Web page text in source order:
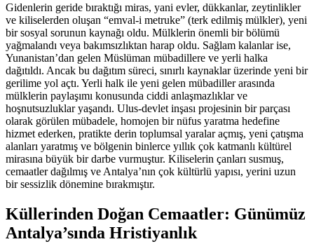
Gidenlerin geride bıraktığı miras, yani evler, dükkanlar, zeytinlikler
ve kiliselerden oluşan “emval-i metruke” (terk edilmiş mülkler), yeni
bir sosyal sorunun kaynağı oldu. Mülklerin önemli bir bölümü
yağmalandı veya bakımsızlıktan harap oldu. Sağlam kalanlar ise,
Yunanistan’dan gelen Müslüman mübadillere ve yerli halka
dağıtıldı. Ancak bu dağıtım süreci, sınırlı kaynaklar üzerinde yeni bir
gerilime yol açtı. Yerli halk ile yeni gelen mübadiller arasında
mülklerin paylaşımı konusunda ciddi anlaşmazlıklar ve
hoşnutsuzluklar yaşandı. Ulus-devlet inşası projesinin bir parçası
olarak görülen mübadele, homojen bir nüfus yaratma hedefine
hizmet ederken, pratikte derin toplumsal yaralar açmış, yeni çatışma
alanları yaratmış ve bölgenin binlerce yıllık çok katmanlı kültürel
mirasına büyük bir darbe vurmuştur. Kiliselerin çanları susmuş,
cemaatler dağılmış ve Antalya’nın çok kültürlü yapısı, yerini uzun
bir sessizlik dönemine bırakmıştır.
Küllerinden Doğan Cemaatler: Günümüz
Antalya’sında Hristiyanlık